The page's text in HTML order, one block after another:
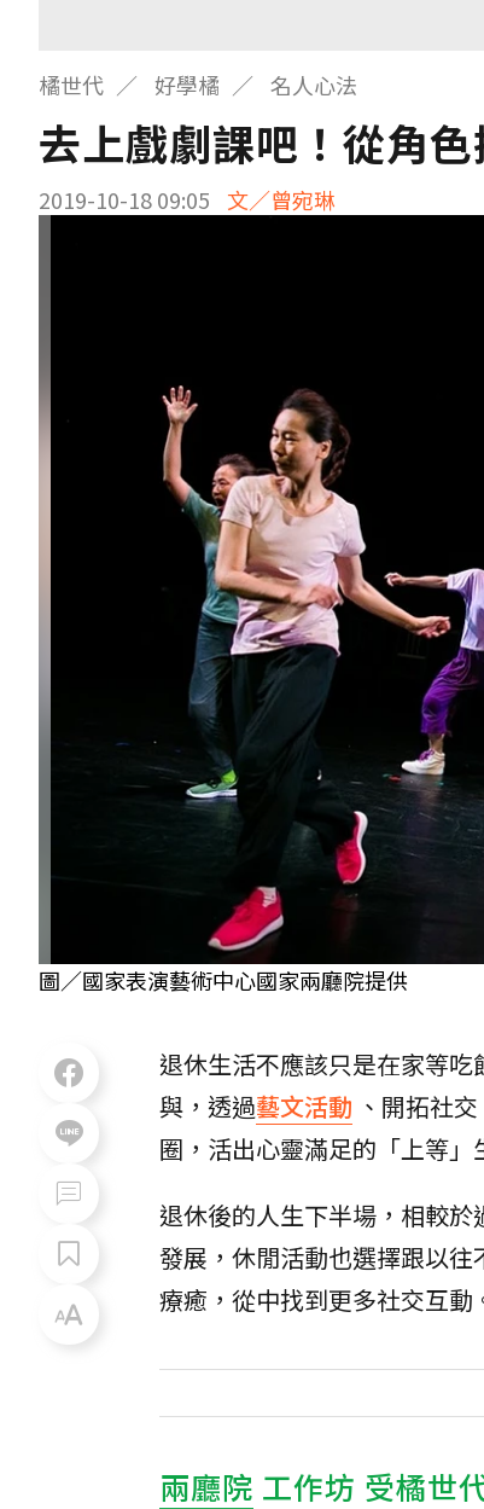
橘世代 好學橘 名人心法
去上戲劇課吧！從角
2019-10-18 09:05 文／曾宛琳
圖／國家表演藝術中心國家兩廳院提供
退休生活不應該只是在家等
與，透過藝文活動 、開拓社
圈，活出心靈滿足的「上等」
退休後的人生下半場，相較
發展，休閒活動也選擇跟以往
療癒，從中找到更多社交互動
兩廳院 工作坊 受橘世